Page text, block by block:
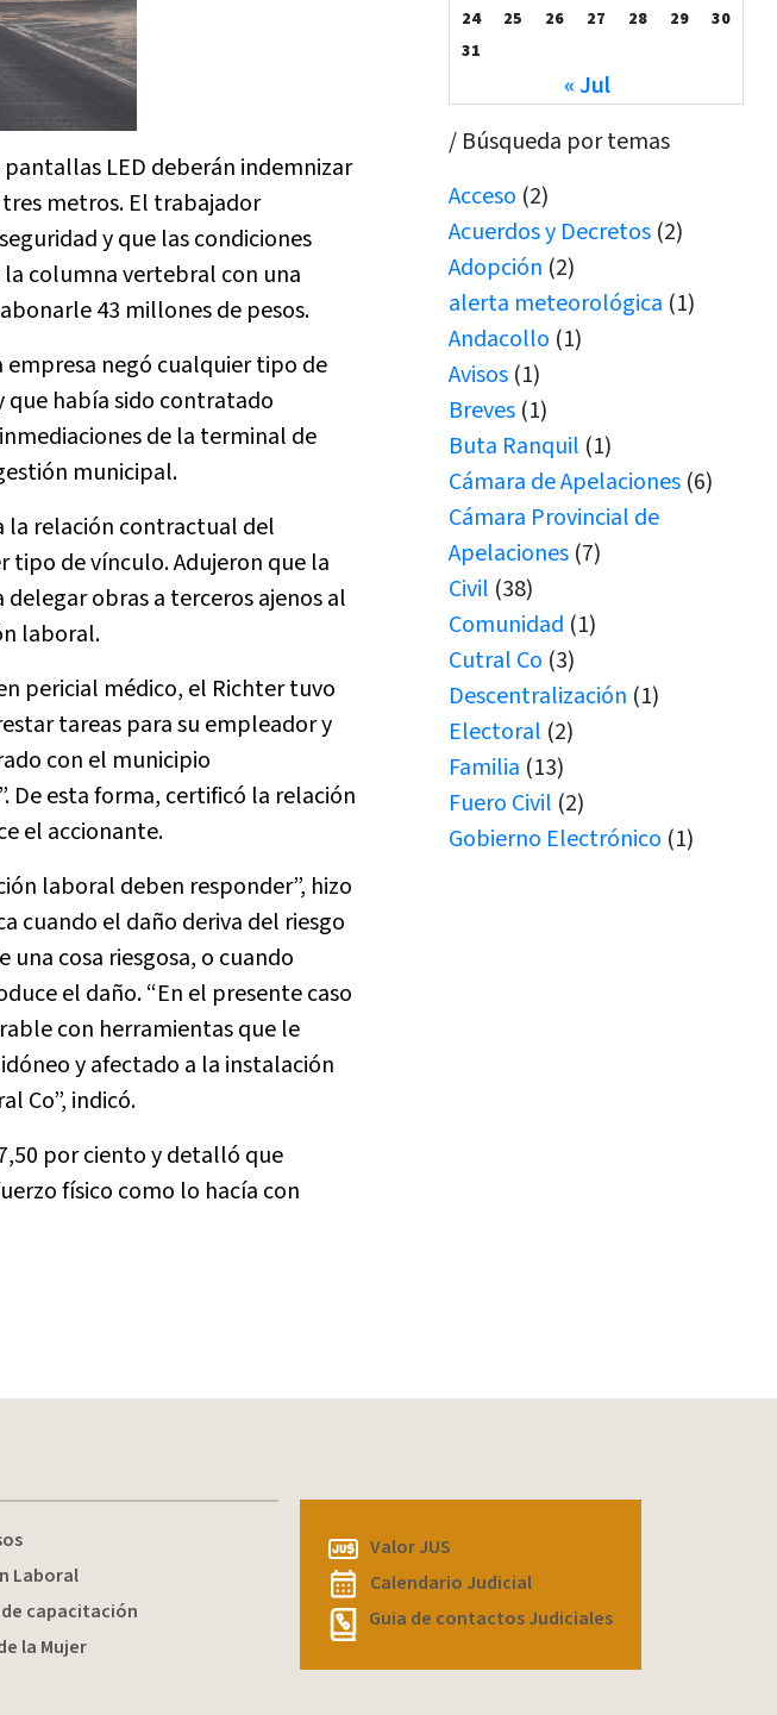
LED deberán indemnizar
metros. El trabajador
y que las condiciones
columna vertebral con una
43 millones de pesos.
empresa negó cualquier tipo de
había sido contratado
de la terminal de
municipal.
la relación contractual del
tipo de vínculo. Adujeron que la
obras a terceros ajenos al
laboral.
pericial médico, el Richter tuvo
tareas para su empleador y
con el municipio
esta forma, certificó la relación
el accionante.
laboral deben responder”, hizo
cuando el daño deriva del riesgo
cosa riesgosa, o cuando
el daño. “En el presente caso
con herramientas que le
y afectado a la instalación
Co”, indicó.
por ciento y detalló que
físico como lo hacía con
24
25 26 27 28 29
30
31
« Jul
/ Búsqueda por temas
Acceso (2)
Acuerdos y Decretos (2)
Adopción (2)
alerta meteorológica (1)
Andacollo (1)
Avisos (1)
Breves (1)
Buta Ranquil (1)
Cámara de Apelaciones (6)
Cámara Provincial de
Apelaciones (7)
Civil (38)
Comunidad (1)
Cutral Co (3)
Descentralización (1)
Electoral (2)
Familia (13)
Fuero Civil (2)
Gobierno Electrónico (1)
ENTRADA EN VIGENCIA
Rincón de los Sauces
San Martín de los Andes
Laboral
de capacitación
la Mujer
Valor JUS
Calendario Judicial
Guia de contactos Judiciales